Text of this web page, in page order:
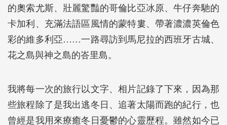
的奧索尤斯、壯麗驚豔的哥倫比亞冰原、牛仔奔馳的
卡加利、充滿法語區風情的蒙特婁、帶著濃濃英倫色
彩的維多利亞……一路尋訪到馬尼拉的西班牙古城、
花之島與神之島的峇里島。
我將每一次的旅行以文字、相片記錄了下來，因為那
些旅程除了是我出逃冬日、追著太陽而跑的紀行，也
曾經是我用來療癒冬日憂鬱的心靈歷程。雖然如今已